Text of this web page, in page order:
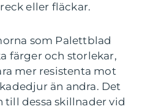
eller fläckar.
som Palettblad
färger och storlekar,
mer resistenta mot
än andra. Det
till dessa skillnader vid